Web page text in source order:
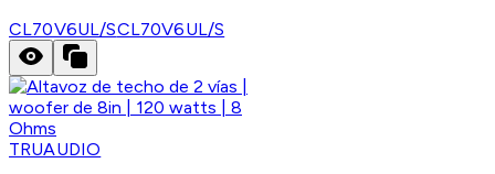
CL70V6UL/SCL70V6UL/S
TRUAUDIO